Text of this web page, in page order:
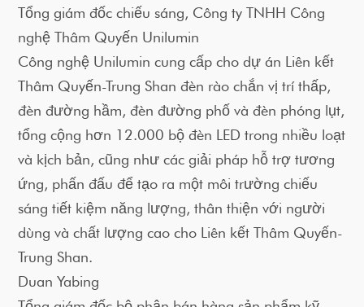
Tổng giám đốc chiếu sáng, Công ty TNHH Công
nghệ Thâm Quyến Unilumin
Công nghệ Unilumin cung cấp cho dự án Liên kết
Thâm Quyến-Trung Shan đèn rào chắn vị trí thấp,
đèn đường hầm, đèn đường phố và đèn phóng lụt,
tổng cộng hơn 12.000 bộ đèn LED trong nhiều loạt
và kịch bản, cũng như các giải pháp hỗ trợ tương
ứng, phấn đấu để tạo ra một môi trường chiếu
sáng tiết kiệm năng lượng, thân thiện với người
dùng và chất lượng cao cho Liên kết Thâm Quyến-
Trung Shan.
Duan Yabing